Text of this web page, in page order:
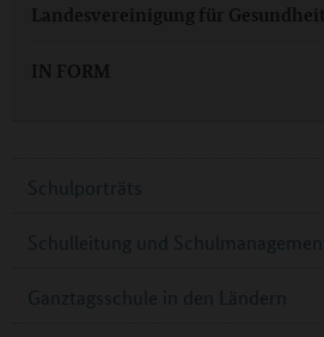
Landesvereinigung für
IN FORM
Schulporträts
Schulleitung und
Ganztagsschule in den Ländern